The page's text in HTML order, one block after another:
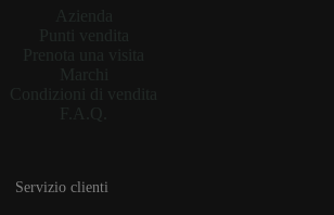
Servizio clienti